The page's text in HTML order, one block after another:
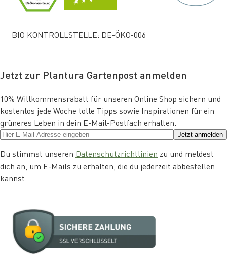
BIO KONTROLLSTELLE: DE-ÖKO-006
Jetzt zur Plantura Gartenpost anmelden
10% Willkommensrabatt für unseren Online Shop sichern und
kostenlos jede Woche tolle Tipps sowie Inspirationen für ein
grüneres Leben in dein E-Mail-Postfach erhalten.
Jetzt anmelden
Du stimmst unseren Datenschutzrichtlinien zu und meldest
dich an, um E-Mails zu erhalten, die du jederzeit abbestellen
kannst.